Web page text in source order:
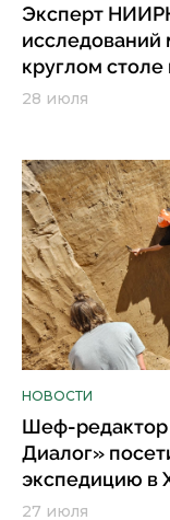
Эксперт
исследований
круглом
28 июля
НОВОСТИ
Шеф-редактор
Диалог»
экспедицию в
27 июля